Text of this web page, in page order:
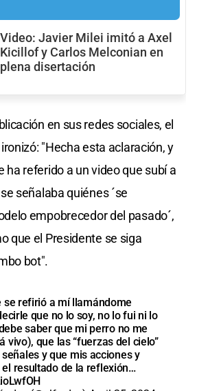
Video: Javier Milei imitó a Axel
Kicillof y Carlos Melconian en
plena disertación
en sus redes sociales, el
"Hecha esta aclaración, y
ha referido a un video que subí a
señalaba quiénes ´se
empobrecedor del pasado´,
que el Presidente se siga
bot".
se refirió a mí llamándome
que no lo soy, no lo fui ni lo
saber que mi perro no me
vivo), que las “fuerzas del cielo”
y que mis acciones y
el resultado de la reflexión…